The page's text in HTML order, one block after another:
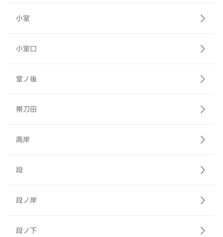
小室
小室口
堂ノ後
帯刀田
高岸
段
段ノ岸
段ノ下